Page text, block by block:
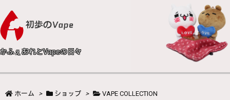
かふぇおれとVapeの日々
ホーム > ショップ > VAPE COLLECTION